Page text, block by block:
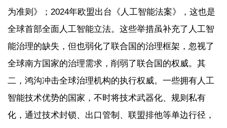
为准则》；2024年欧盟出台《人工智能法案》，这也是
全球首部全面人工智能立法。这些举措虽补充了人工智
能治理的缺失，但也弱化了联合国的治理框架，忽视了
全球南方国家的治理需求，削弱了联合国的权威。其
二，鸿沟冲击全球治理机构的执行权威。一些拥有人工
智能技术优势的国家，不时将技术武器化、规则私有
化，通过技术封锁、出口管制、联盟排他等单边行径，